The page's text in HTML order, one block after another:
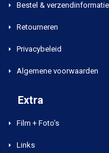
Bestel & verzendinformatie
Retourneren
Privacybeleid
Algemene voorwaarden
Extra
Film + Foto's
Links